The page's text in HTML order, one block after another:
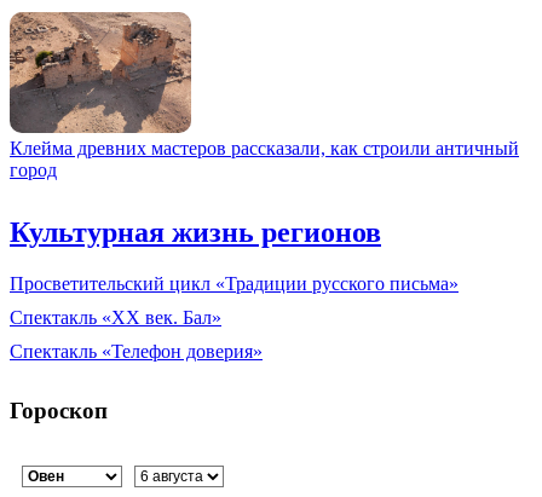
Клейма древних мастеров рассказали, как строили античный
город
Культурная жизнь регионов
Просветительский цикл «Традиции русского письма»
Спектакль «XX век. Бал»
Спектакль «Телефон доверия»
Гороскоп